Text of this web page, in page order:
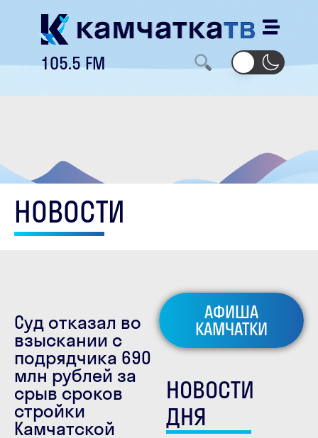
105.5 FM
НОВОСТИ
Суд отказал во
взыскании с
подрядчика 690
млн рублей за
срыв сроков
стройки
Камчатской
АФИША
КАМЧАТКИ
НОВОСТИ
ДНЯ